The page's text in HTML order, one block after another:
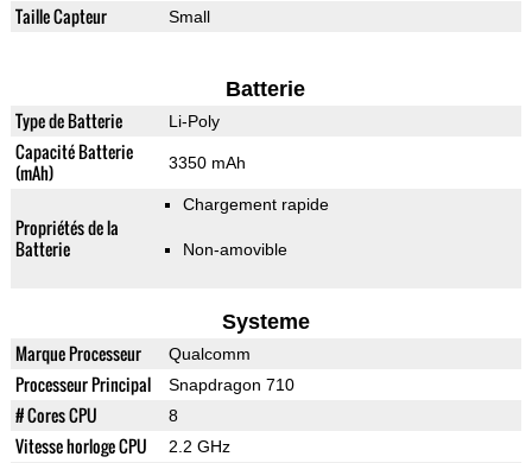
Taille Capteur Small
Batterie
Type de Batterie Li-Poly
Capacité Batterie
(mAh)
3350 mAh
Propriétés de la
Batterie
Chargement rapide
Non-amovible
Systeme
Marque Processeur Qualcomm
Processeur Principal Snapdragon 710
# Cores CPU 8
Vitesse horloge CPU 2.2 GHz